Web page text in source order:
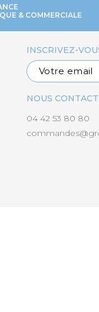
& COMMERCIALE
INSCRIVEZ-
NOUS
04 42 53 80 80